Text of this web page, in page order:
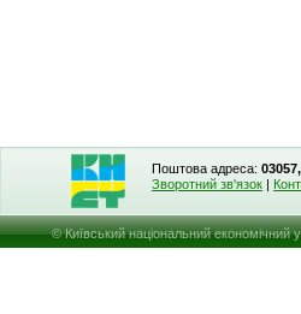
Поштова адреса:
Зворотний зв'язок |
© Київський національний економічний